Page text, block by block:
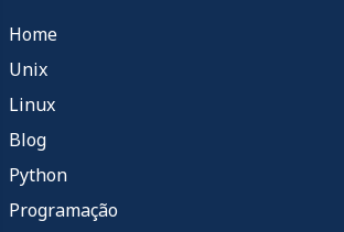
Home
Unix
Linux
Blog
Python
Programação